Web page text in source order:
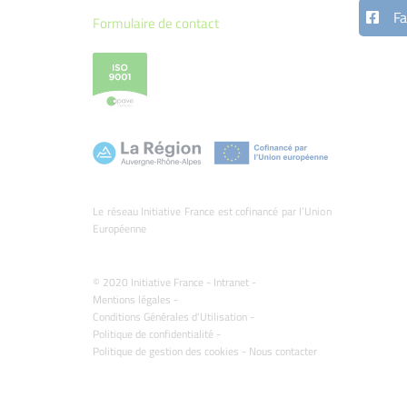
Formulaire de contact
Le réseau Initiative France est cofinancé par l’Union
Européenne
© 2020 Initiative France - Intranet -
Mentions légales -
Conditions Générales d'Utilisation -
Politique de confidentialité -
Politique de gestion des cookies - Nous contacter